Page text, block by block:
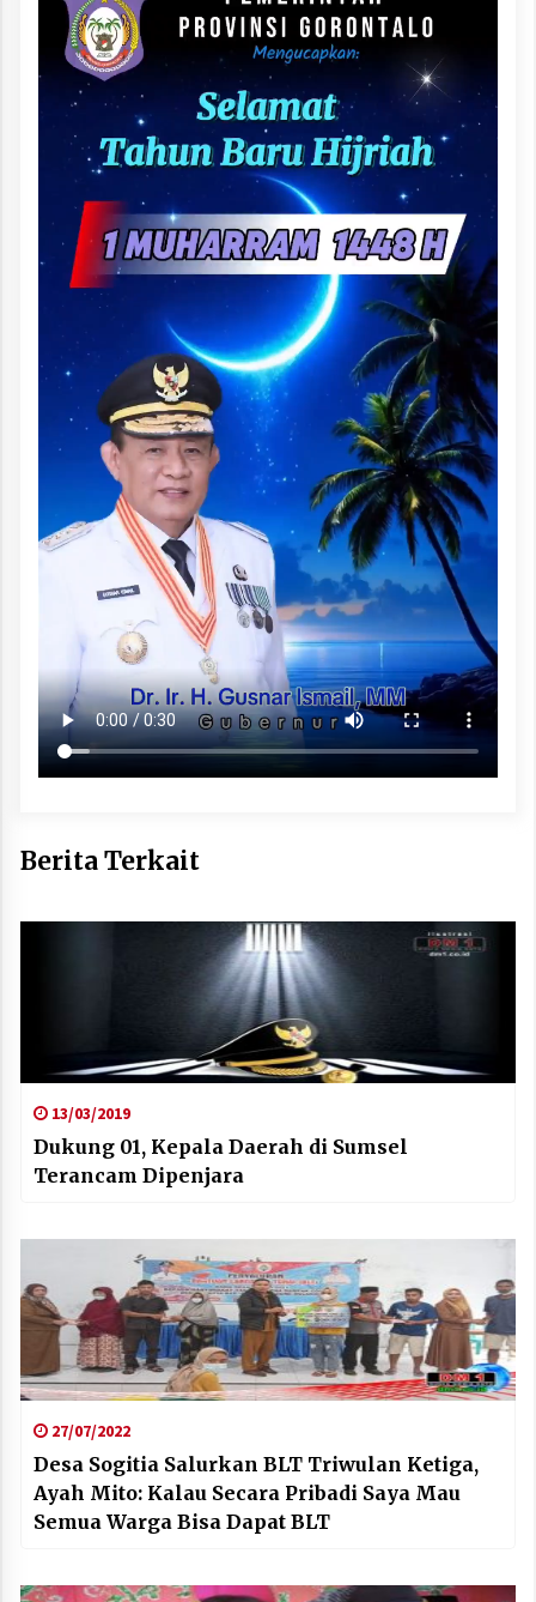
Berita Terkait
13/03/2019
Dukung 01, Kepala Daerah di Sumsel
Terancam Dipenjara
27/07/2022
Desa Sogitia Salurkan BLT Triwulan Ketiga,
Ayah Mito: Kalau Secara Pribadi Saya Mau
Semua Warga Bisa Dapat BLT